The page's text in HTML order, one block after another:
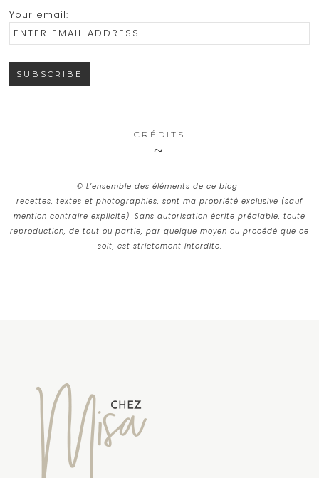
Your email:
CRÉDITS
© L’ensemble des éléments de ce blog :
recettes, textes et photographies, sont ma propriété exclusive (sauf
mention contraire explicite). Sans autorisation écrite préalable, toute
reproduction, de tout ou partie, par quelque moyen ou procédé que ce
soit, est strictement interdite.